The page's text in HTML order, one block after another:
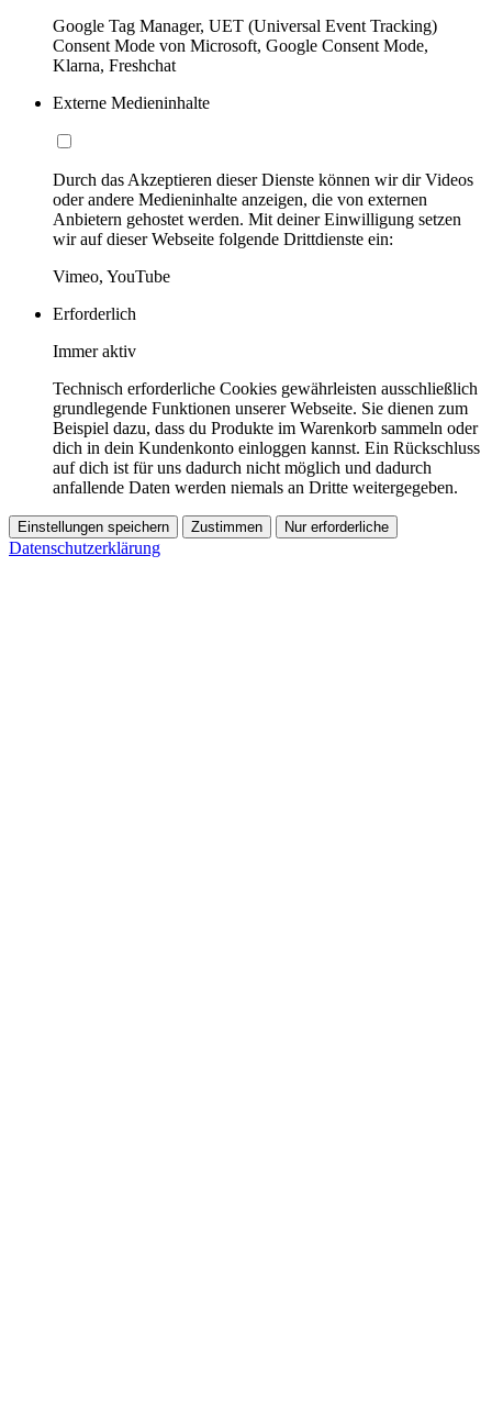
Google Tag Manager, UET (Universal Event Tracking)
Consent Mode von Microsoft, Google Consent Mode,
Klarna, Freshchat
Externe Medieninhalte
Durch das Akzeptieren dieser Dienste können wir dir Videos
oder andere Medieninhalte anzeigen, die von externen
Anbietern gehostet werden. Mit deiner Einwilligung setzen
wir auf dieser Webseite folgende Drittdienste ein:
Vimeo, YouTube
Erforderlich
Immer aktiv
Technisch erforderliche Cookies gewährleisten ausschließlich
grundlegende Funktionen unserer Webseite. Sie dienen zum
Beispiel dazu, dass du Produkte im Warenkorb sammeln oder
dich in dein Kundenkonto einloggen kannst. Ein Rückschluss
auf dich ist für uns dadurch nicht möglich und dadurch
anfallende Daten werden niemals an Dritte weitergegeben.
Einstellungen speichern Zustimmen Nur erforderliche
Datenschutzerklärung